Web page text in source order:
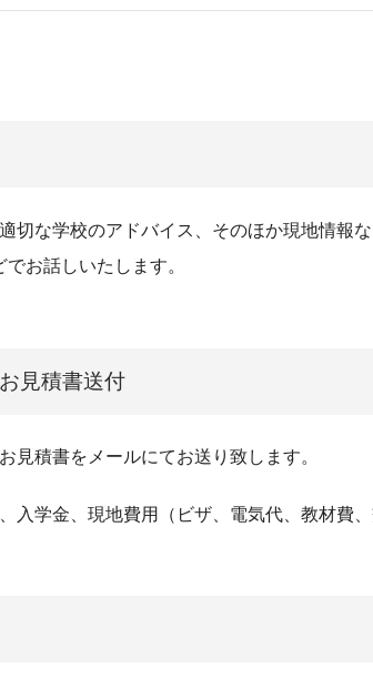
切な学校のアドバイス、そのほか現地情報
お話しいたします。
見積書送付
見積書をメールにてお送り致します。
入学金、現地費用（ビザ、電気代、教材費、